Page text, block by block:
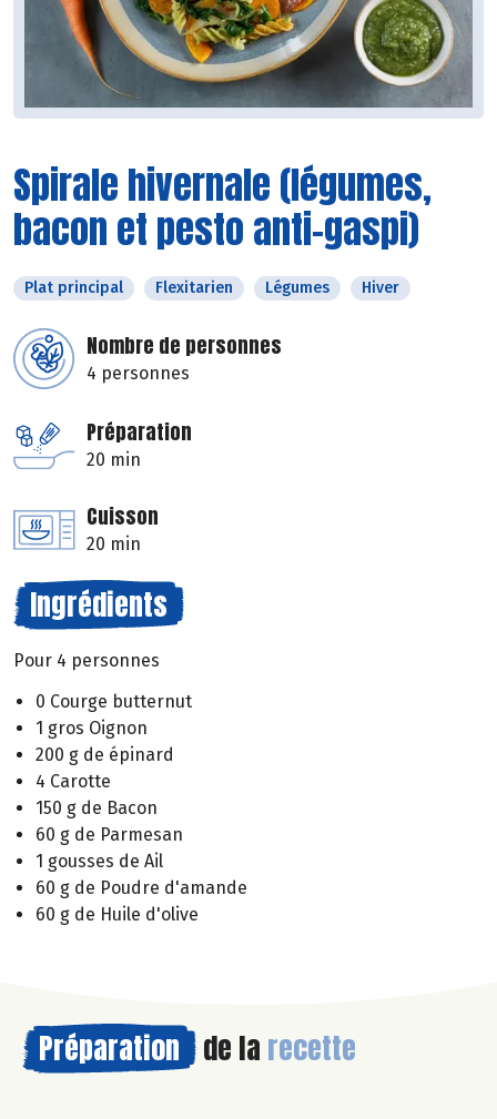
Spirale hivernale (légumes,
bacon et pesto anti-gaspi)
Plat principal Flexitarien Légumes Hiver
Nombre de personnes
4 personnes
Préparation
20 min
Cuisson
20 min
Ingrédients
Pour 4 personnes
0 Courge butternut
1 gros Oignon
200 g de épinard
4 Carotte
150 g de Bacon
60 g de Parmesan
1 gousses de Ail
60 g de Poudre d'amande
60 g de Huile d'olive
Préparation de la recette